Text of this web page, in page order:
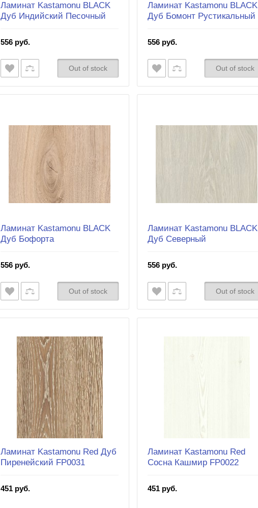
Ламинат Kastamonu BLACK
Дуб Индийский Песочный
556 руб.
Out of stock
Ламинат Kastamonu BLACK
Дуб Бомонт Рустикальный
556 руб.
Out of stock
Ламинат Kastamonu BLACK
Дуб Бофорта
556 руб.
Out of stock
Ламинат Kastamonu BLACK
Дуб Северный
556 руб.
Out of stock
Ламинат Kastamonu Red Дуб
Пиренейский FP0031
451 руб.
Ламинат Kastamonu Red
Сосна Кашмир FP0022
451 руб.